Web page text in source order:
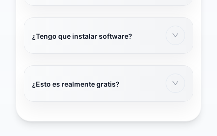
necesidades.
¿Tengo que instalar software?
¿Esto es realmente gratis?
limitamos el uso o te hacemos registrarte. Es